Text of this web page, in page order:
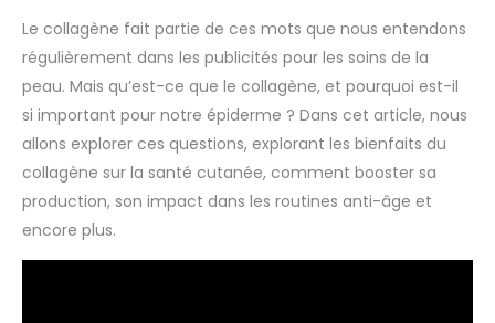
Le collagène fait partie de ces mots que nous entendons
régulièrement dans les publicités pour les soins de la
peau. Mais qu’est-ce que le collagène, et pourquoi est-il
si important pour notre épiderme ? Dans cet article, nous
allons explorer ces questions, explorant les bienfaits du
collagène sur la santé cutanée, comment booster sa
production, son impact dans les routines anti-âge et
encore plus.